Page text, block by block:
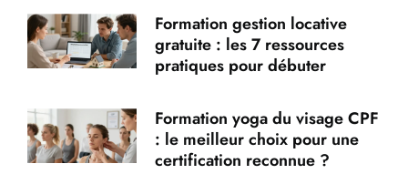
Formation gestion locative
gratuite : les 7 ressources
pratiques pour débuter
Formation yoga du visage CPF
: le meilleur choix pour une
certification reconnue ?